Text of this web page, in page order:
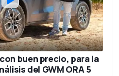
buen precio, para la
del GWM ORA 5